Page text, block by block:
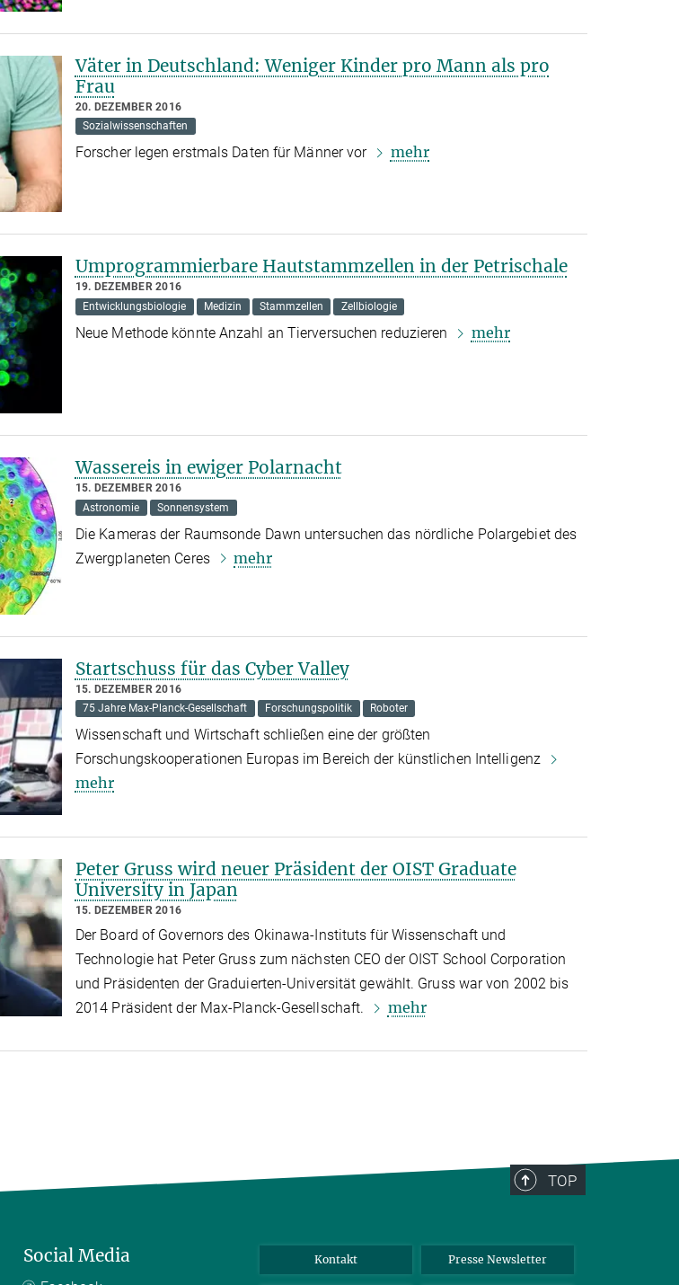
Väter in Deutschland: Weniger Kinder pro Mann als pro
Frau
20. DEZEMBER 2016
Sozialwissenschaften
Forscher legen erstmals Daten für Männer vor mehr
Umprogrammierbare Hautstammzellen in der Petrischale
19. DEZEMBER 2016
Entwicklungsbiologie
Medizin Stammzellen Zellbiologie
Neue Methode könnte Anzahl an Tierversuchen reduzieren mehr
Wassereis in ewiger Polarnacht
15. DEZEMBER 2016
Astronomie
Sonnensystem
Die Kameras der Raumsonde Dawn untersuchen das nördliche Polargebiet des
Zwergplaneten Ceres
mehr
Startschuss für das Cyber Valley
15. DEZEMBER 2016
75 Jahre Max-Planck-Gesellschaft
Forschungspolitik Roboter
Wissenschaft und Wirtschaft schließen eine der größten
Forschungskooperationen Europas im Bereich der künstlichen Intelligenz
mehr
Peter Gruss wird neuer Präsident der OIST Graduate
University in Japan
15. DEZEMBER 2016
Der Board of Governors des Okinawa-Instituts für Wissenschaft und
Technologie hat Peter Gruss zum nächsten CEO der OIST School Corporation
und Präsidenten der Graduierten-Universität gewählt. Gruss war von 2002 bis
2014 Präsident der Max-Planck-Gesellschaft.
mehr
TOP
Social Media Kontakt Presse Newsletter